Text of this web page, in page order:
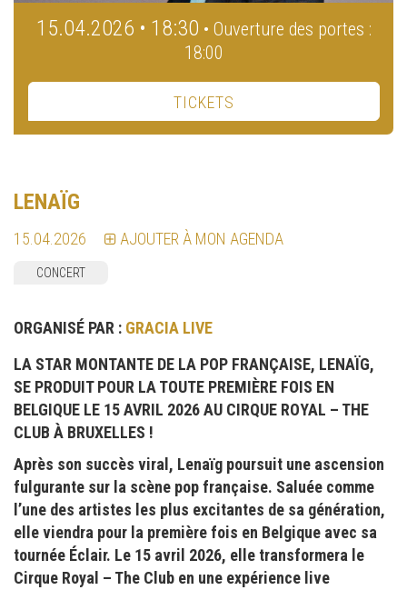
15.04.2026 • 18:30 • Ouverture des portes :
18:00
TICKETS
LENAÏG
15.04.2026 AJOUTER À MON AGENDA
CONCERT
ORGANISÉ PAR : GRACIA LIVE
LA STAR MONTANTE DE LA POP FRANÇAISE, LENAÏG,
SE PRODUIT POUR LA TOUTE PREMIÈRE FOIS EN
BELGIQUE LE 15 AVRIL 2026 AU CIRQUE ROYAL – THE
CLUB À BRUXELLES !
Après son succès viral, Lenaïg poursuit une ascension
fulgurante sur la scène pop française. Saluée comme
l’une des artistes les plus excitantes de sa génération,
elle viendra pour la première fois en Belgique avec sa
tournée Éclair. Le 15 avril 2026, elle transformera le
Cirque Royal – The Club en une expérience live